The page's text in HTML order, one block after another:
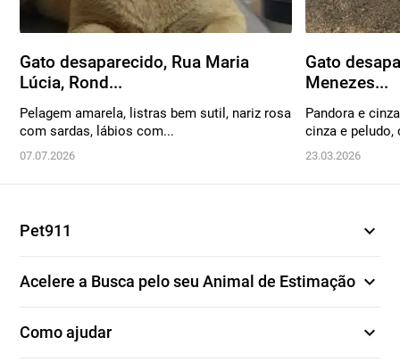
Gato desaparecido, Rua Maria
Lúcia, Rond...
Pelagem amarela, listras bem sutil, nariz rosa
com sardas, lábios com...
07.07.2026
Gato
Menezes...
Pandora e
cinza e
23.03.2026
Pet911 expand_more
Acelere a Busca pelo seu Animal de Estimação expand_more
Como ajudar expand_more